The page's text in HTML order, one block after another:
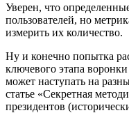
Уверен, что
пользователей, но
измерить их количество.
Ну и конечно попытка
ключевого этапа
может наступать на
статье «Секретная
президентов